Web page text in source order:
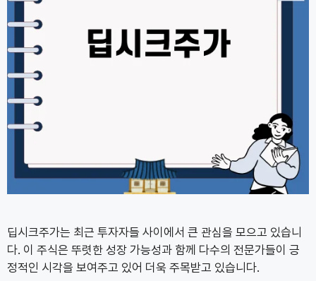
딥시크주가는 최근 투자자들 사이에서 큰 관심을 모으고 있습니
다. 이 주식은 뚜렷한 성장 가능성과 함께 다수의 전문가들이 긍
정적인 시각을 보여주고 있어 더욱 주목받고 있습니다.